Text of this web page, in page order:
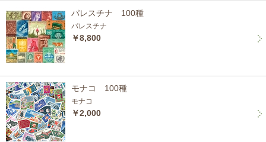
パレスチナ 100種
パレスチナ
￥8,800
モナコ 100種
モナコ
￥2,000